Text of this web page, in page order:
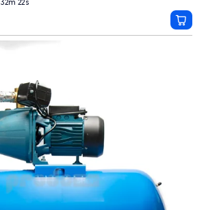
32m 20s
do